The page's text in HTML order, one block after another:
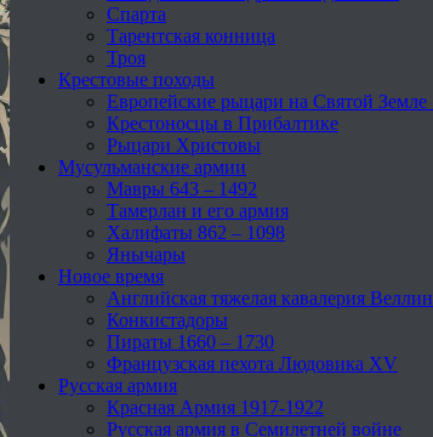
Спарта
Тарентская конница
Троя
Крестовые походы
Европейские рыцари на Святой Земле
Крестоносцы в Прибалтике
Рыцари Христовы
Мусульманские армии
Мавры 643 – 1492
Тамерлан и его армия
Халифаты 862 – 1098
Янычары
Новое время
Английская тяжелая кавалерия
Конкистадоры
Пираты 1660 – 1730
Французская пехота Людовика XV
Русская армия
Красная Армия 1917-1922
Русская армия в Семилетней войне